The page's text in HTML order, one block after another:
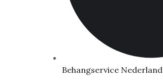
Behangservice Nederland